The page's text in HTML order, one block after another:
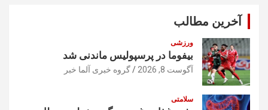
آخرین مطالب
ورزشی
بیفوما در پرسپولیس ماندنی شد
آگوست 8, 2026 گروه خبری آلما خبر
سلامتی